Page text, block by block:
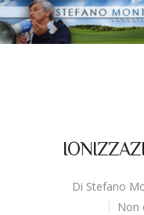
Di Stefano
Non